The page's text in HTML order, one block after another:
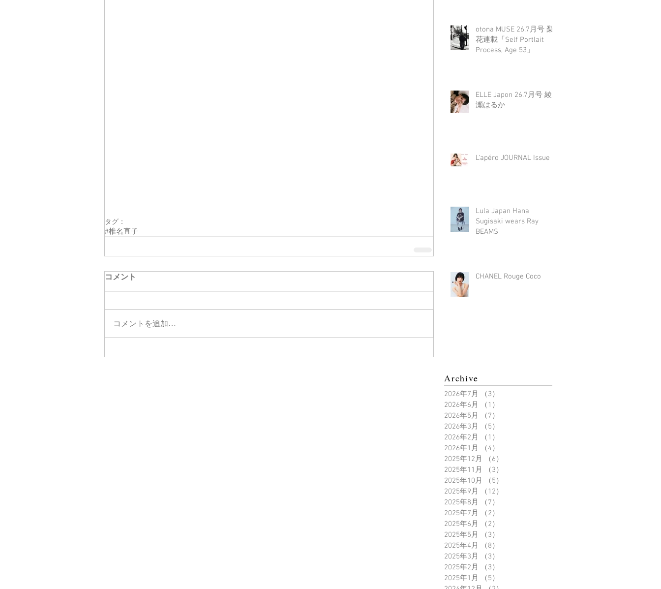
タグ：
#椎名直子
コメント
コメントを追加…
otona MUSE 26.7月号 梨
花連載「Self Portlait
Process, Age 53」
ELLE Japon 26.7月号 綾
瀬はるか
L‘apéro JOURNAL Issue 3
Lula Japan Hana
Sugisaki wears Ray
BEAMS
CHANEL Rouge Coco
Archive
2026年7月 （3）
2026年6月
（1）
2026年5月
（7）
2026年3月
（5）
2026年2月
（1）
2026年1月
（4）
2025年12月
（6）
2025年11月
（3）
2025年10月
（5）
2025年9月
（12）
2025年8月
（7）
2025年7月
（2）
2025年6月
（2）
2025年5月
（3）
2025年4月
（8）
2025年3月
（3）
2025年2月
（3）
2025年1月
（5）